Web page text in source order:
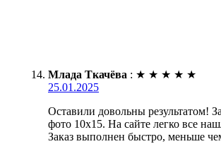
Млада Ткачёва : ★ ★ ★ ★ ★
25.01.2025
Оставили довольны результатом!
фото 10х15. На сайте легко все
Заказ выполнен быстро, меньше